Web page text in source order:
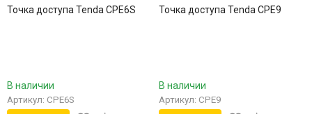
Точка доступа Tenda CPE6S
В наличии
Артикул: CPE6S
Точка доступа Tenda CPE9
В наличии
Артикул: CPE9